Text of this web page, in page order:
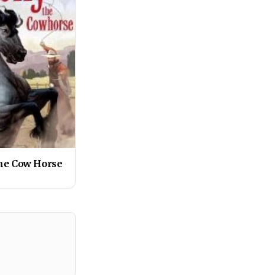
Cow Horse